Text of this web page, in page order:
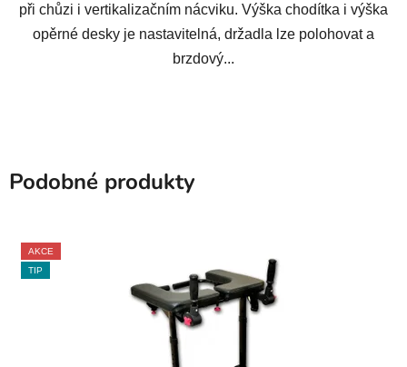
při chůzi i vertikalizačním nácviku. Výška chodítka i výška
opěrné desky je nastavitelná, držadla lze polohovat a
brzdový...
Podobné produkty
AKCE
TIP